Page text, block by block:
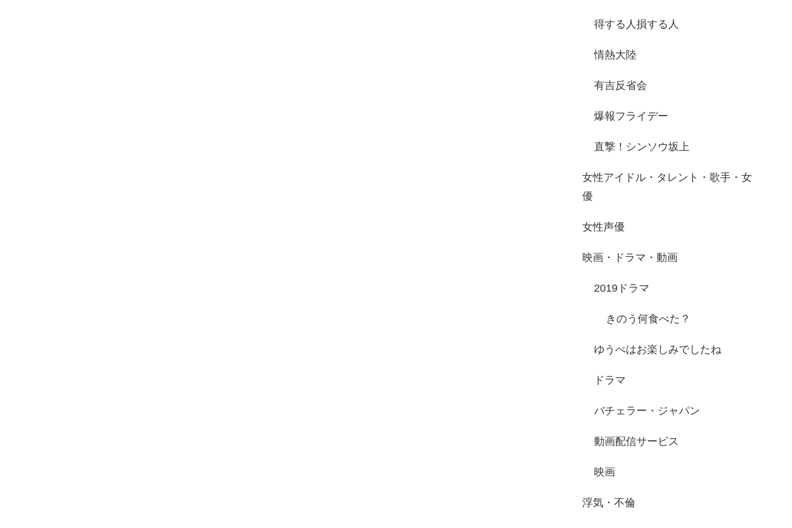
得する人損する人
情熱大陸
有吉反省会
爆報フライデー
直撃！シンソウ坂上
女性アイドル・タレント・歌手・女
優
女性声優
映画・ドラマ・動画
2019ドラマ
きのう何食べた？
ゆうべはお楽しみでしたね
ドラマ
バチェラー・ジャパン
動画配信サービス
映画
浮気・不倫